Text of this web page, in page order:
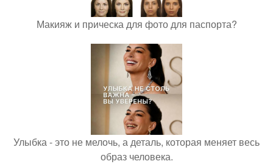
Макияж и прическа для фото для паспорта?
Улыбка - это не мелочь, а деталь, которая меняет весь
образ человека.